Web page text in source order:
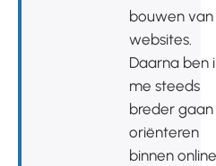
bouwen van
websites.
Daarna ben
me steeds
breder gaan
oriënteren
binnen online